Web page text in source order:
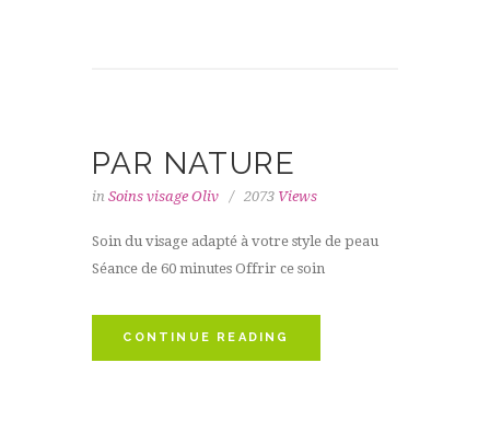
PAR NATURE
in Soins visage Oliv 2073 Views
Soin du visage adapté à votre style de peau
Séance de 60 minutes Offrir ce soin
CONTINUE READING